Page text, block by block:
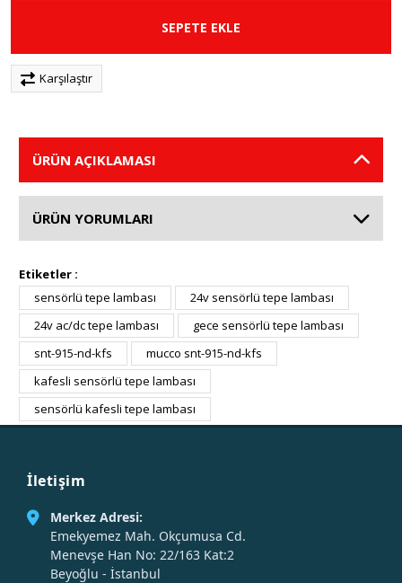
SEPETE EKLE
Karşılaştır
ÜRÜN AÇIKLAMASI
ÜRÜN YORUMLARI
Etiketler :
sensörlü tepe lambası
24v sensörlü tepe lambası
24v ac/dc tepe lambası
gece sensörlü tepe lambası
snt-915-nd-kfs
mucco snt-915-nd-kfs
kafesli sensörlü tepe lambası
sensörlü kafesli tepe lambası
İletişim
Merkez Adresi:
Emekyemez Mah. Okçumusa Cd.
Menevşe Han No: 22/163 Kat:2
Beyoğlu - İstanbul